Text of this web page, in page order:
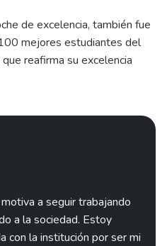
de excelencia, también fue
mejores estudiantes del
reafirma su excelencia
a seguir trabajando
a la sociedad. Estoy
con la institución por ser mi